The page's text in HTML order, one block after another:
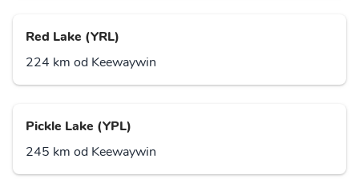
Red Lake (YRL)
224 km od Keewaywin
Pickle Lake (YPL)
245 km od Keewaywin